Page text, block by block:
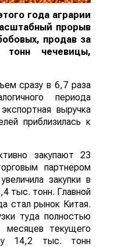
года аграрии
прорыв
продав за
чечевицы,
сразу в 6,7 раза
периода
выручка
приблизилась к
закупают 23
партнером
закупки в
тыс. тонн. Главной
стал рынок Китая.
туда полностью
месяцев текущего
14,2 тыс. тонн